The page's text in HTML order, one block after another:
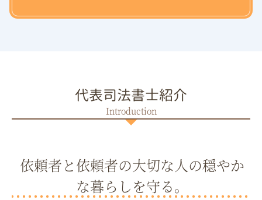
代表司法書士紹介
依頼者と依頼者の大切な人の穏やか
な暮らしを守る。